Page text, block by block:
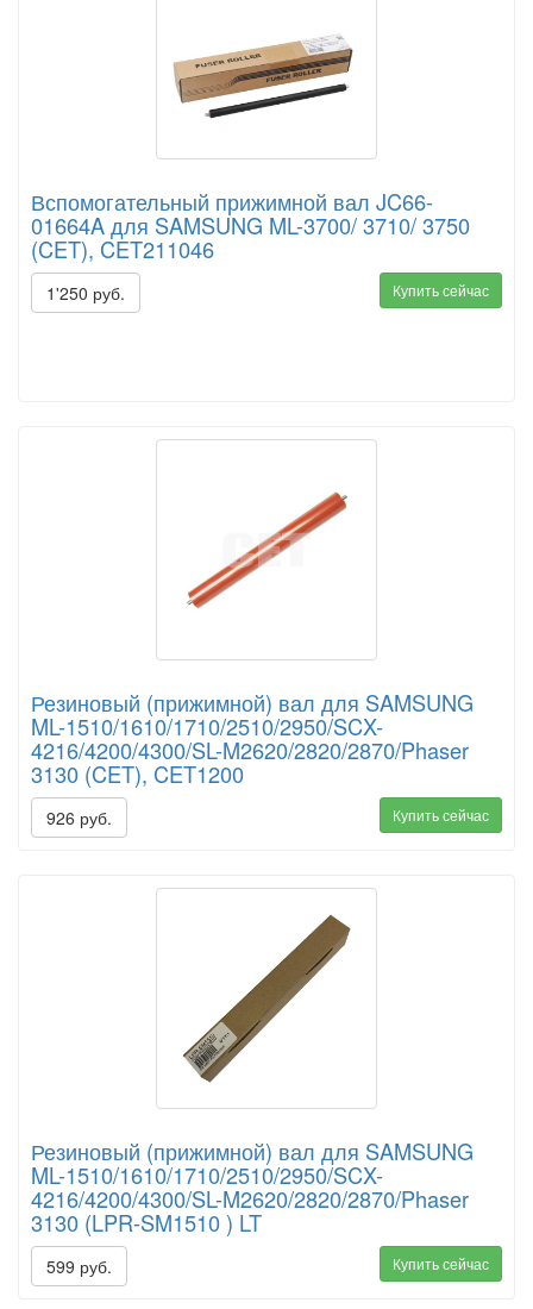
Вспомогательный прижимной вал JC66-
01664A для SAMSUNG ML-3700/ 3710/ 3750
(CET), CET211046
1'250 руб. Купить сейчас
Резиновый (прижимной) вал для SAMSUNG
ML-1510/1610/1710/2510/2950/SCX-
4216/4200/4300/SL-M2620/2820/2870/Phaser
3130 (CET), CET1200
926 руб. Купить сейчас
Резиновый (прижимной) вал для SAMSUNG
ML-1510/1610/1710/2510/2950/SCX-
4216/4200/4300/SL-M2620/2820/2870/Phaser
3130 (LPR-SM1510 ) LT
599 руб. Купить сейчас